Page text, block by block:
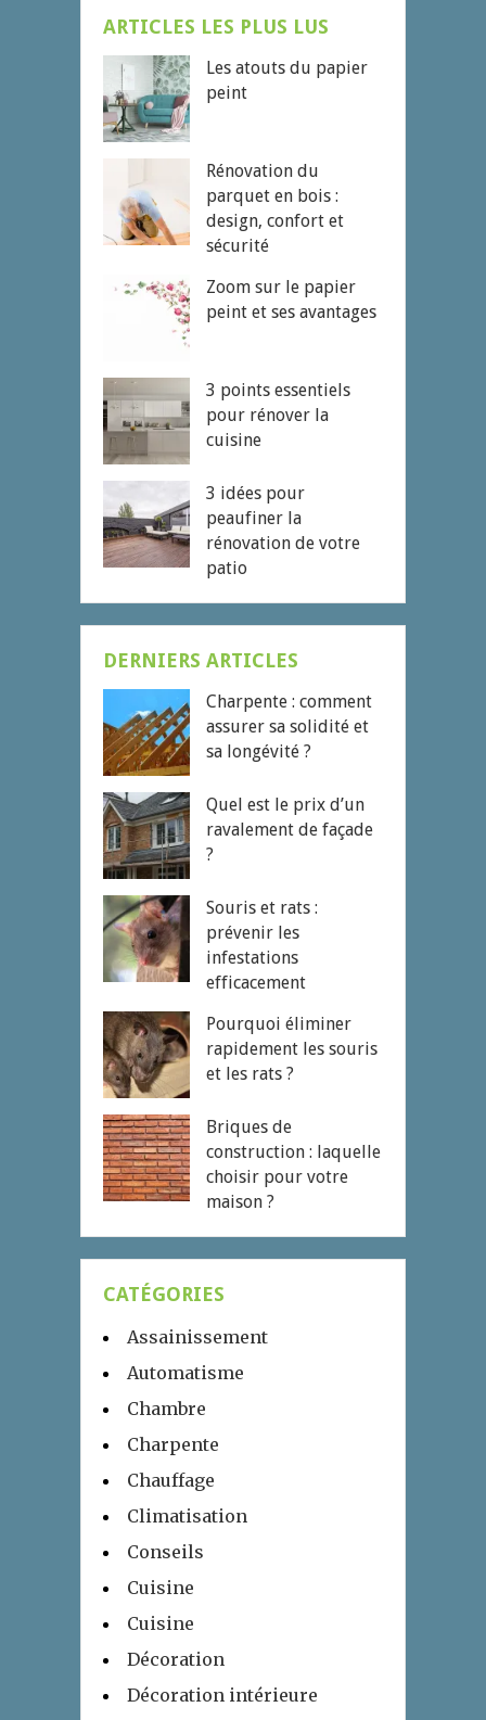
ARTICLES LES PLUS LUS
Les atouts du papier
peint
Rénovation du
parquet en bois :
design, confort et
sécurité
Zoom sur le papier
peint et ses avantages
3 points essentiels
pour rénover la
cuisine
3 idées pour
peaufiner la
rénovation de votre
patio
DERNIERS ARTICLES
Charpente : comment
assurer sa solidité et
sa longévité ?
Quel est le prix d’un
ravalement de façade
?
Souris et rats :
prévenir les
infestations
efficacement
Pourquoi éliminer
rapidement les souris
et les rats ?
Briques de
construction : laquelle
choisir pour votre
maison ?
CATÉGORIES
Assainissement
Automatisme
Chambre
Charpente
Chauffage
Climatisation
Conseils
Cuisine
Cuisine
Décoration
Décoration intérieure